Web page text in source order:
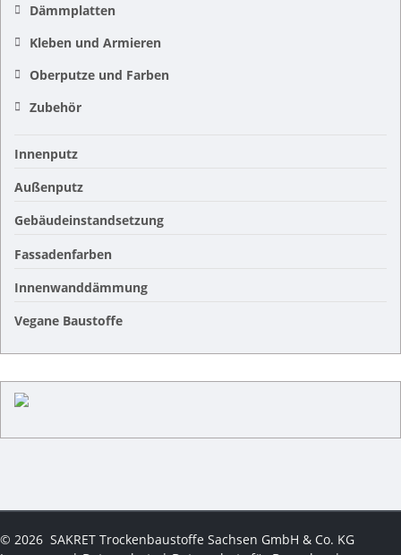
Dämmplatten
Kleben und Armieren
Oberputze und Farben
Zubehör
Innenputz
Außenputz
Gebäudeinstandsetzung
Fassadenfarben
Innenwanddämmung
Vegane Baustoffe
© 2026 SAKRET Trockenbaustoffe Sachsen GmbH & Co. KG